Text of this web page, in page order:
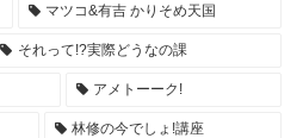
マツコ&有吉 かりそめ天国
それって!?実際どうなの課
アメトーーク!
林修の今でしょ!講座